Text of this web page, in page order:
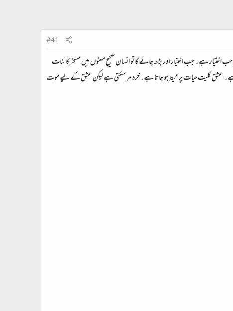
#41
اختیار ہے۔ جب اختیار اور بڑھ جائے گا تو انسان صحیح معنوں میں مسخر کائنات
ہے۔ عشق کلیت حیات پر محیط ہو جاتا ہے۔خرد مر سکتی ہے لیکن عشق کے لیے موت